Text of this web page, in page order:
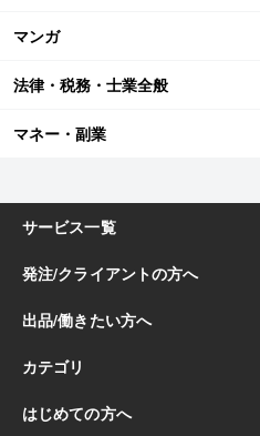
マンガ
法律・税務・士業全般
マネー・副業